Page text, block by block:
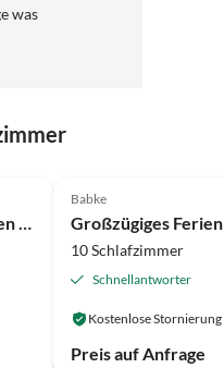
was
gleich mal 7
Großes Ferienhaus für Familien im Müritz Nationalpark
Babke
10 Schlafzimmer
Schnellantworter
Kostenlose Stornierung
Preis auf Anfrage